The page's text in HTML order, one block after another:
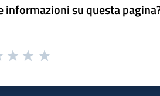
informazioni su questa